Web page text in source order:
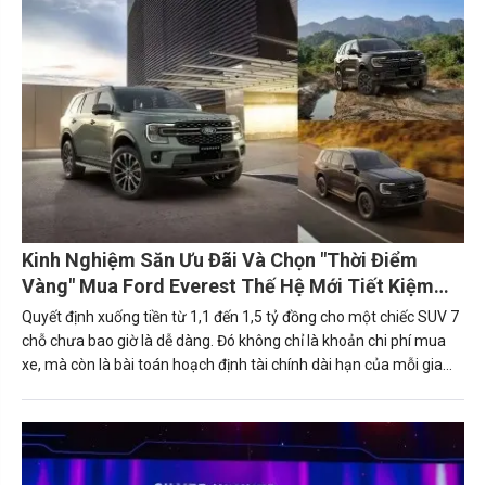
danh mục sản phẩm đa dạng, chi phí sử dụng thấp cùng nhiều
chương trình ưu đãi hấp dẫn dành cho khách hàng mua xe trong
Kinh Nghiệm Săn Ưu Đãi Và Chọn "Thời Điểm
Vàng" Mua Ford Everest Thế Hệ Mới Tiết Kiệm
Nhất
Quyết định xuống tiền từ 1,1 đến 1,5 tỷ đồng cho một chiếc SUV 7
chỗ chưa bao giờ là dễ dàng. Đó không chỉ là khoản chi phí mua
xe, mà còn là bài toán hoạch định tài chính dài hạn của mỗi gia
lên như một hình mẫu tiên phong về công nghệ, an toàn và sức
mạnh dẫn đầu.